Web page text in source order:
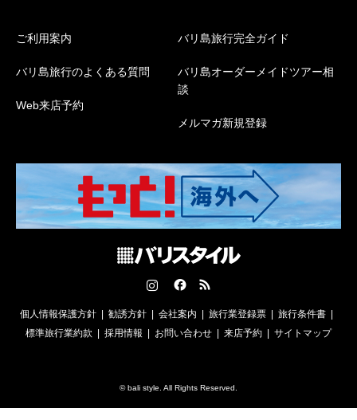
ご利用案内
バリ島旅行のよくある質問
Web来店予約
バリ島旅行完全ガイド
バリ島オーダーメイドツアー相
談
メルマガ新規登録
個人情報保護方針 勧誘方針 会社案内 旅行業登録票
旅行条件書
標準旅行業約款
採用情報 お問い合わせ 来店予約 サイトマップ
©bali style. All Rights Reserved.